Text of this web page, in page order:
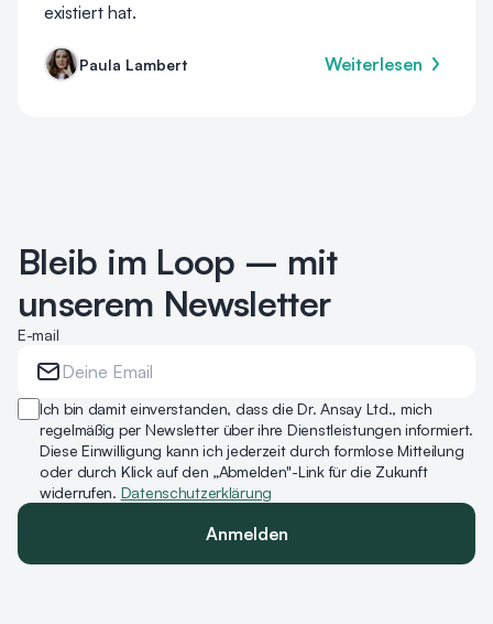
existiert hat.
Paula Lambert Weiterlesen
Bleib im Loop – mit
unserem Newsletter
E-mail
Ich bin damit einverstanden, dass die Dr. Ansay Ltd., mich
regelmäßig per Newsletter über ihre Dienstleistungen informiert.
Diese Einwilligung kann ich jederzeit durch formlose Mitteilung
oder durch Klick auf den „Abmelden"-Link für die Zukunft
widerrufen. Datenschutzerklärung
Anmelden